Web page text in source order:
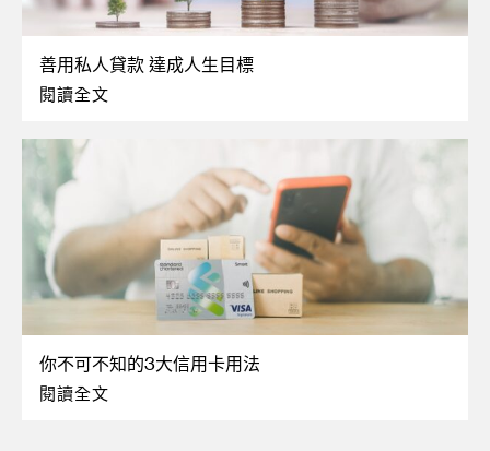
善用私人貸款 達成人生目標
閱讀全文
你不可不知的3大信用卡用法
閱讀全文